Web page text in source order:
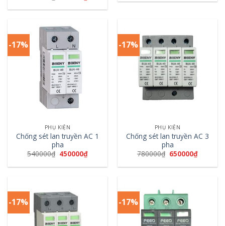
-17%
PHỤ KIỆN
Chống sét lan truyền AC 1
pha
540000₫ 450000₫
-17%
PHỤ KIỆN
Chống sét lan truyền AC 3
pha
780000₫ 650000₫
-17% -17%